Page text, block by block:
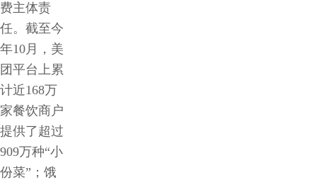
费主体责
任。截至今
年10月，美
团平台上累
计近168万
家餐饮商户
提供了超过
909万种“小
份菜”；饿